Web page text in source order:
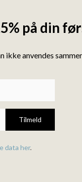
på din
anvendes
Tilmeld
data her.